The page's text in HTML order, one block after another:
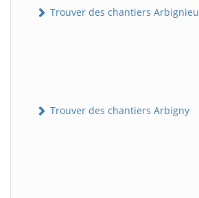
Trouver des chantiers Arbignieu
Trouver des chantiers Arbigny